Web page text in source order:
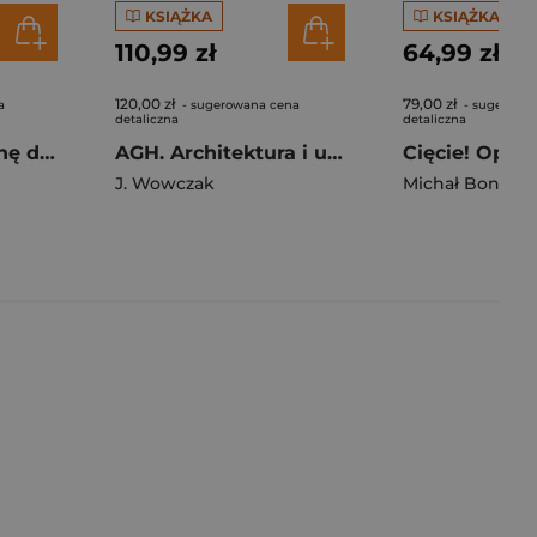
Po grzyba!? Trochę dziwna książka o bardzo dziwnym królestwie
KSIĄŻKA
110,99 zł
120,00 zł - sugerowana cena
detaliczna
AGH. Architektura i urbanistyka
J. Wowczak
KSIĄŻKA
64,99 zł
79,00 zł -
detaliczna
Michał